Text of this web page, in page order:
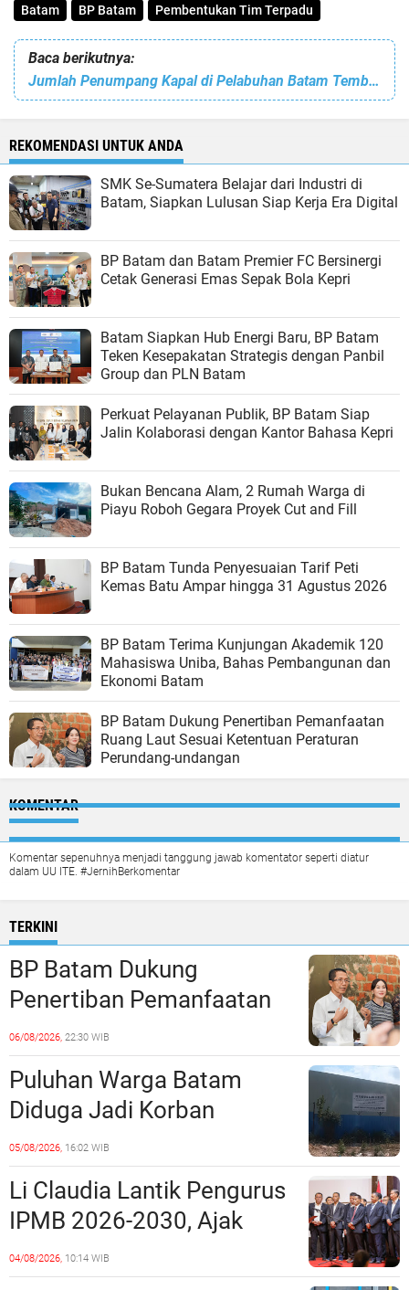
Batam BP Batam Pembentukan Tim Terpadu
Baca berikutnya:
Jumlah Penumpang Kapal di Pelabuhan Batam Tembus 8.1 Juta Sepanjang 2023
REKOMENDASI UNTUK ANDA
SMK Se-Sumatera Belajar dari Industri di
Batam, Siapkan Lulusan Siap Kerja Era Digital
BP Batam dan Batam Premier FC Bersinergi
Cetak Generasi Emas Sepak Bola Kepri
Batam Siapkan Hub Energi Baru, BP Batam
Teken Kesepakatan Strategis dengan Panbil
Group dan PLN Batam
Perkuat Pelayanan Publik, BP Batam Siap
Jalin Kolaborasi dengan Kantor Bahasa Kepri
Bukan Bencana Alam, 2 Rumah Warga di
Piayu Roboh Gegara Proyek Cut and Fill
BP Batam Tunda Penyesuaian Tarif Peti
Kemas Batu Ampar hingga 31 Agustus 2026
BP Batam Terima Kunjungan Akademik 120
Mahasiswa Uniba, Bahas Pembangunan dan
Ekonomi Batam
BP Batam Dukung Penertiban Pemanfaatan
Ruang Laut Sesuai Ketentuan Peraturan
Perundang-undangan
KOMENTAR
Komentar sepenuhnya menjadi tanggung jawab komentator seperti diatur
dalam UU ITE. #JernihBerkomentar
TERKINI
BP Batam Dukung
Penertiban Pemanfaatan
Ruang Laut Sesuai
Ketentuan Peraturan
Perundang-undangan
06/08/2026, 22:30 WIB
Puluhan Warga Batam
Diduga Jadi Korban
Penipuan Kavling Hingga
Miliaran Rupiah, Laporan ke
Polda Kepri Jalan di
Tempat?
05/08/2026, 16:02 WIB
Li Claudia Lantik Pengurus
IPMB 2026-2030, Ajak
Perkuat Kerukunan dan
Sinergi dengan Pemko
04/08/2026, 10:14 WIB